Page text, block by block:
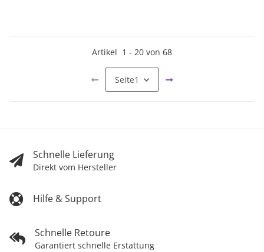
Artikel 1 - 20 von 68
Seite1
Schnelle Lieferung
Direkt vom Hersteller
Hilfe & Support
Schnelle Retoure
Garantiert schnelle Erstattung